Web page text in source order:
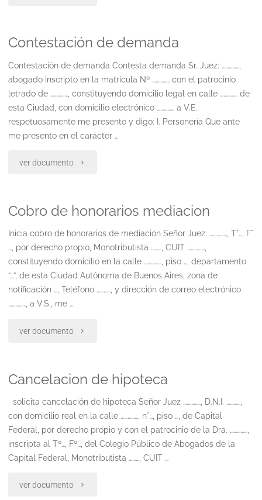
demanda
ii"
Contestación de demanda
Contestación de demanda Contesta demanda Sr. Juez: ……………,
abogado inscripto en la matrícula Nº …………… con el patrocinio
letrado de ……………, constituyendo domicilio legal en calle …………… de
esta Ciudad, con domicilio electrónico …………… a V.E.
respetuosamente me presento y digo: I. Personería Que ante
me presento en el carácter …
ver documento "Contestación
demanda"
Cobro de honorarios mediacion
Inicia cobro de honorarios de mediación Señor Juez: ……………, T°…, F°
…, por derecho propio, Monotributista ………, CUIT ……………,
constituyendo domicilio en la calle ……………, piso …, departamento
“…”, de esta Ciudad Autónoma de Buenos Aires, zona de
notificación …, Teléfono …………, y dirección de correo electrónico
……………, a V.S., me …
ver documento "Cobro
honorarios
mediacion"
Cancelacion de hipoteca
solicita cancelación de hipoteca Señor Juez ……………, D.N.I. …………,
con domicilio real en la calle ……………, n°…, piso …, de Capital
Federal, por derecho propio y con el patrocinio de la Dra. ……………,
inscripta al Tº…, Fº…, del Colegio Público de Abogados de la
Capital Federal, Monotributista ………, CUIT …
ver documento "Cancelacion